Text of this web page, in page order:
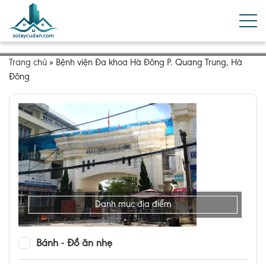
Trang chủ » Bệnh viện Đa khoa Hà Đông P. Quang Trung, Hà
Đông
Danh mục địa điểm
Bánh - Đồ ăn nhẹ